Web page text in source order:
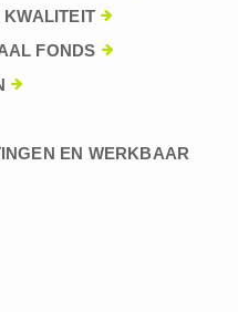
KWALITEIT
FONDS
EN WERKBAAR